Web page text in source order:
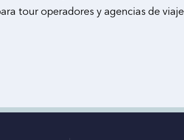
tour operadores y agencias de